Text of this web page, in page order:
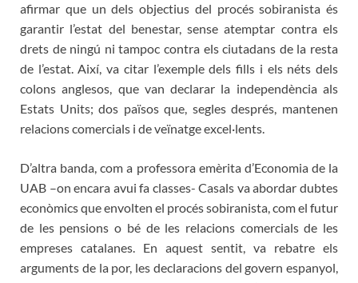
afirmar que un dels objectius del procés sobiranista és
garantir l’estat del benestar, sense atemptar contra els
drets de ningú ni tampoc contra els ciutadans de la resta
de l’estat. Així, va citar l’exemple dels fills i els néts dels
colons anglesos, que van declarar la independència als
Estats Units; dos països que, segles després, mantenen
relacions comercials i de veïnatge excel·lents.
D’altra banda, com a professora emèrita d’Economia de la
UAB –on encara avui fa classes- Casals va abordar dubtes
econòmics que envolten el procés sobiranista, com el futur
de les pensions o bé de les relacions comercials de les
empreses catalanes. En aquest sentit, va rebatre els
arguments de la por, les declaracions del govern espanyol,